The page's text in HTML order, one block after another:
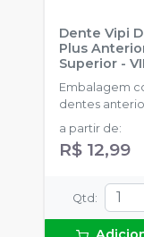
Dente Vipi
Plus
Superior -
Embalagem
dentes
superiores.
a partir de:
R$ 12,99
Qtd :